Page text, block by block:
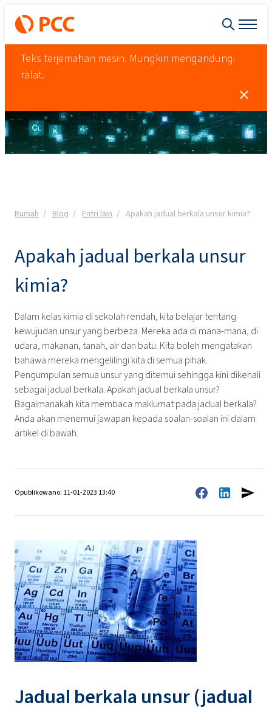
Teks terjemahan mesin. Mungkin mengandungi
ralat.
Rumah Blog Entri lain Apakah jadual berkala unsur kimia?
Apakah jadual berkala unsur
kimia?
Dalam kelas kimia di sekolah rendah, kita belajar tentang
kewujudan unsur yang berbeza. Mereka ada di mana-mana, di
udara, makanan, tanah, air dan batu. Kita boleh mengatakan
bahawa mereka mengelilingi kita di semua pihak.
Pengumpulan semua unsur yang ditemui sehingga kini dikenali
sebagai jadual berkala. Apakah jadual berkala unsur?
Bagaimanakah kita membaca maklumat pada jadual berkala?
Anda akan menemui jawapan kepada soalan-soalan ini dalam
artikel di bawah.
Opublikowano: 11-01-2023 13:40
Jadual berkala unsur (jadual